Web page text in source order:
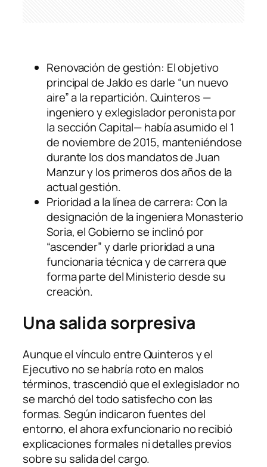
Renovación de gestión: El objetivo
principal de Jaldo es darle “un nuevo
aire” a la repartición. Quinteros —
ingeniero y exlegislador peronista por
la sección Capital— había asumido el 1
de noviembre de 2015, manteniéndose
durante los dos mandatos de Juan
Manzur y los primeros dos años de la
actual gestión.
Prioridad a la línea de carrera: Con la
designación de la ingeniera Monasterio
Soria, el Gobierno se inclinó por
“ascender” y darle prioridad a una
funcionaria técnica y de carrera que
forma parte del Ministerio desde su
creación.
Una salida sorpresiva
Aunque el vínculo entre Quinteros y el
Ejecutivo no se habría roto en malos
términos, trascendió que el exlegislador no
se marchó del todo satisfecho con las
formas. Según indicaron fuentes del
entorno, el ahora exfuncionario no recibió
explicaciones formales ni detalles previos
sobre su salida del cargo.